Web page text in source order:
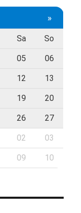
»
Sa So
05 06
12 13
19 20
26 27
02 03
09 10